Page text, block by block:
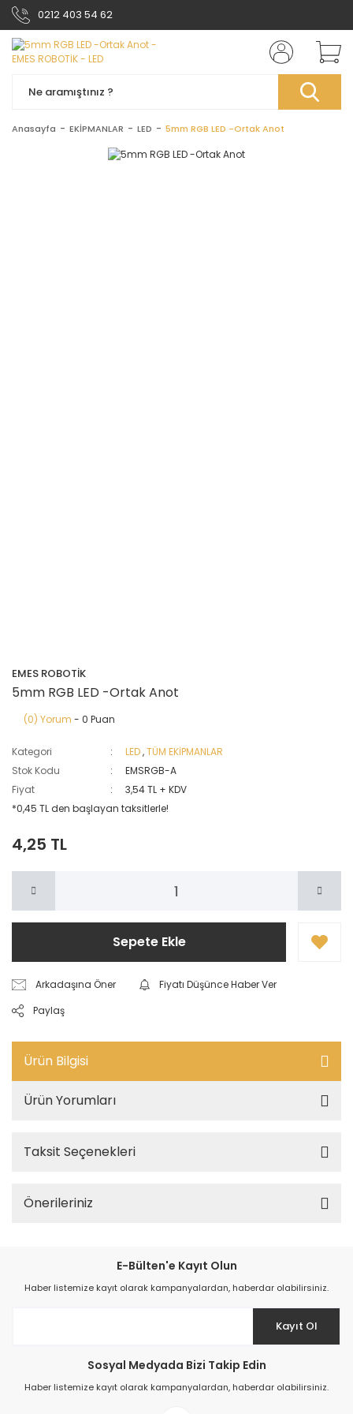
0212 403 54 62
Anasayfa EKİPMANLAR LED 5mm RGB LED -Ortak Anot
EMES ROBOTİK
5mm RGB LED -Ortak Anot
(0) Yorum - 0 Puan
Kategori LED,TÜM EKİPMANLAR
Stok Kodu
EMSRGB-A
Fiyat
3,54 TL + KDV
*0,45 TL den başlayan taksitlerle!
4,25 TL
Sepete Ekle
Arkadaşına Öner
Fiyatı Düşünce Haber Ver
Paylaş
Ürün Bilgisi
Ürün Yorumları
Taksit Seçenekleri
Önerileriniz
E-Bülten'e Kayıt Olun
Haber listemize kayıt olarak kampanyalardan, haberdar olabilirsiniz.
Kayıt Ol
Sosyal Medyada Bizi Takip Edin
Haber listemize kayıt olarak kampanyalardan, haberdar olabilirsiniz.